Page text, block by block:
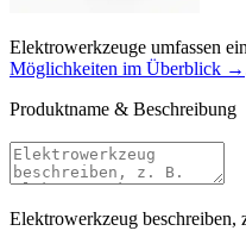
Elektrowerkzeuge umfassen
Möglichkeiten im Überblick →
Produktname & Beschreibung
Elektrowerkzeug